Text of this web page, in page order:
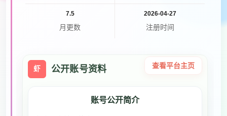
7.5
月更数
2026-04-27
注册时间
虾 公开账号资料 查看平台主页
账号公开简介